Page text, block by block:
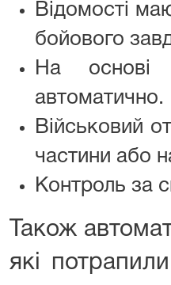
Відомості
бойового
На основі
автоматично.
Військовий
частини або
Контроль за
Також
які